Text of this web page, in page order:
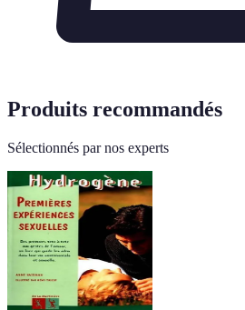
Produits recommandés
Sélectionnés par nos experts